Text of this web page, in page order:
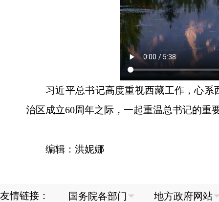
习近平总书记高度重视西藏工作，心
治区成立60周年之际，一起重温总书记的重
编辑：洪妮娜
友情链接：